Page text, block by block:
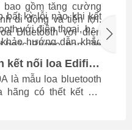
bao gồm tăng cường
tính di động và tiện lợi.
loa Bluetooth với điện
hoặc iPhone, bạn cần
trên cả hai thiết bị, sau
kết nối loa Bluetooth với
bất kỳ lỗi nào khi kết
với điện thoại, bạn
khảo hướng dẫn khắc
kết nối loa Edifier
iPhone qua Apple
là mẫu loa bluetooth
hãng có thết kết nối